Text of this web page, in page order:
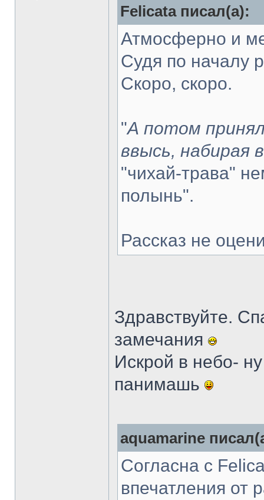
Felicata писал(а):
Атмосферно и
Судя по началу
Скоро, скоро.
"А потом
ввысь, набирая
"чихай-трава"
полынь".
Рассказ не
Здравствуйте.
замечания
Искрой в небо-
панимашь
aquamarine
Согласна с
впечатления от